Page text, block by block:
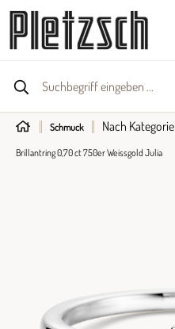
Schmuck Nach Kategorie
Brillantring 0,70 ct 750er Weissgold Julia